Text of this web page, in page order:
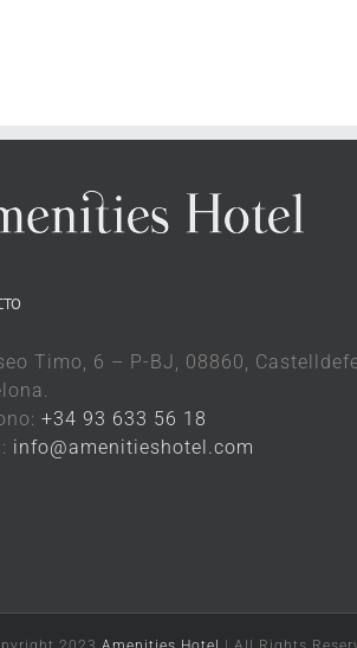
Timo, 6 – P-BJ, 08860,
+34 93 633 56 18
info@amenitieshotel.com